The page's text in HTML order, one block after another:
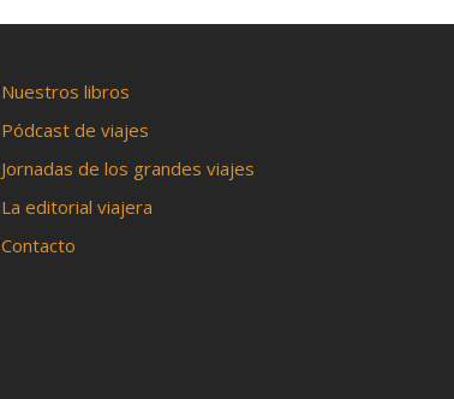
Nuestros libros
Pódcast de viajes
Jornadas de los grandes viajes
La editorial viajera
Contacto